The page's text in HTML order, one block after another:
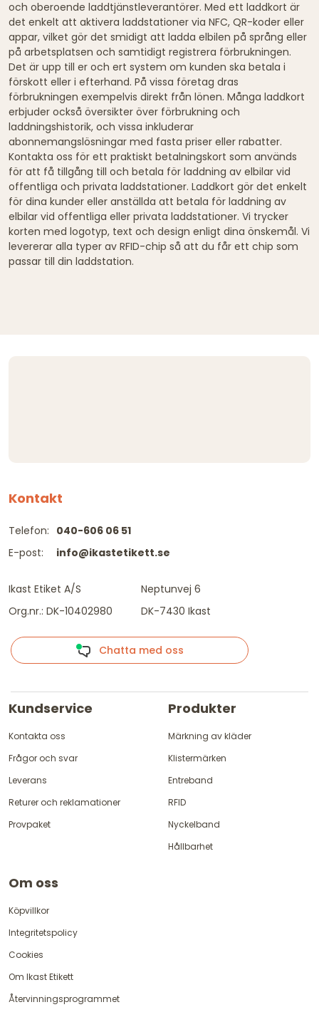
och oberoende laddtjänstleverantörer. Med ett laddkort är
det enkelt att aktivera laddstationer via NFC, QR-koder eller
appar, vilket gör det smidigt att ladda elbilen på språng eller
på arbetsplatsen och samtidigt registrera förbrukningen.
Det är upp till er och ert system om kunden ska betala i
förskott eller i efterhand. På vissa företag dras
förbrukningen exempelvis direkt från lönen. Många laddkort
erbjuder också översikter över förbrukning och
laddningshistorik, och vissa inkluderar
abonnemangslösningar med fasta priser eller rabatter.
Kontakta oss för ett praktiskt betalningskort som används
för att få tillgång till och betala för laddning av elbilar vid
offentliga och privata laddstationer. Laddkort gör det enkelt
för dina kunder eller anställda att betala för laddning av
elbilar vid offentliga eller privata laddstationer. Vi trycker
korten med logotyp, text och design enligt dina önskemål. Vi
levererar alla typer av RFID-chip så att du får ett chip som
passar till din laddstation.
Kontakt
Telefon:
E-post:
040-606 06 51
info@ikastetikett.se
Ikast Etiket A/S
Org.nr.: DK-10402980
Neptunvej 6
DK-7430 Ikast
Chatta med oss
Kundservice
Kontakta oss
Frågor och svar
Leverans
Returer och reklamationer
Provpaket
Produkter
Märkning av kläder
Klistermärken
Entreband
RFID
Nyckelband
Hållbarhet
Om oss
Köpvillkor
Integritetspolicy
Cookies
Om Ikast Etikett
Återvinningsprogrammet